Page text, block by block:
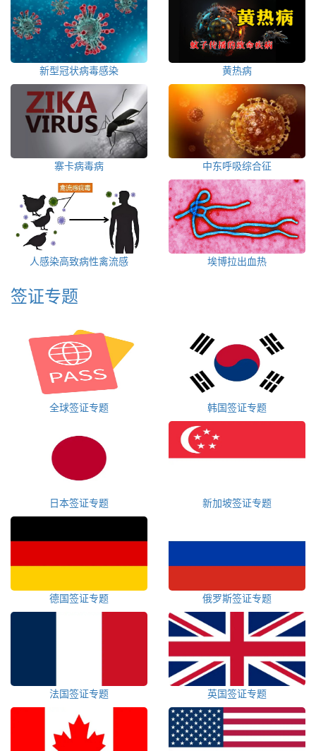
新型冠状病毒感染 黄热病
寨卡病毒病 中东呼吸综合征
人感染高致病性禽流感 埃博拉出血热
签证专题
全球签证专题 韩国签证专题
日本签证专题 新加坡签证专题
德国签证专题 俄罗斯签证专题
法国签证专题 英国签证专题